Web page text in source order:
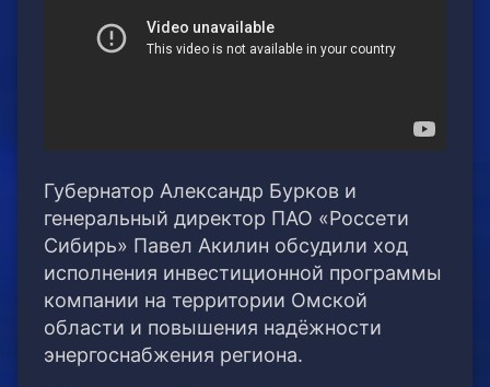
Губернатор Александр Бурков и
генеральный директор ПАО «Россети
Сибирь» Павел Акилин обсудили ход
исполнения инвестиционной программы
компании на территории Омской
области и повышения надёжности
энергоснабжения региона.